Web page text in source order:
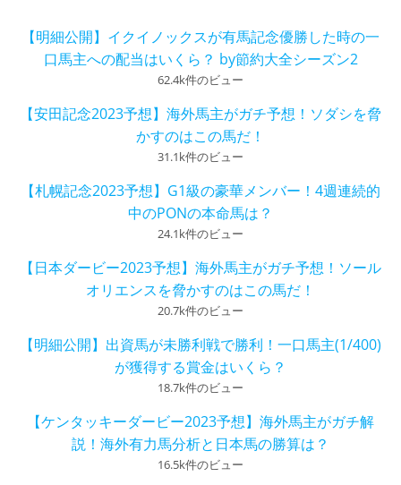
【明細公開】イクイノックスが有馬記念優勝した時の一
口馬主への配当はいくら？ by節約大全シーズン2
62.4k件のビュー
【安田記念2023予想】海外馬主がガチ予想！ソダシを脅
かすのはこの馬だ！
31.1k件のビュー
【札幌記念2023予想】G1級の豪華メンバー！4週連続的
中のPONの本命馬は？
24.1k件のビュー
【日本ダービー2023予想】海外馬主がガチ予想！ソール
オリエンスを脅かすのはこの馬だ！
20.7k件のビュー
【明細公開】出資馬が未勝利戦で勝利！一口馬主(1/400)
が獲得する賞金はいくら？
18.7k件のビュー
【ケンタッキーダービー2023予想】海外馬主がガチ解
説！海外有力馬分析と日本馬の勝算は？
16.5k件のビュー